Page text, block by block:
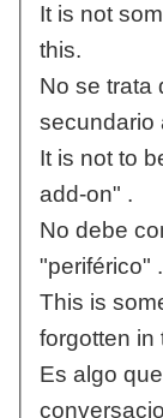
It is not
this.
No se trata
secundario
It is not to
add-on" .
No debe
"periférico" .
This is
forgotten in
Es algo